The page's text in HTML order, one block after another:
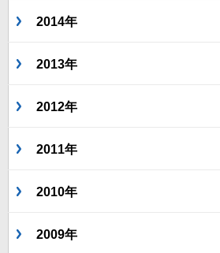
2014年
2013年
2012年
2011年
2010年
2009年